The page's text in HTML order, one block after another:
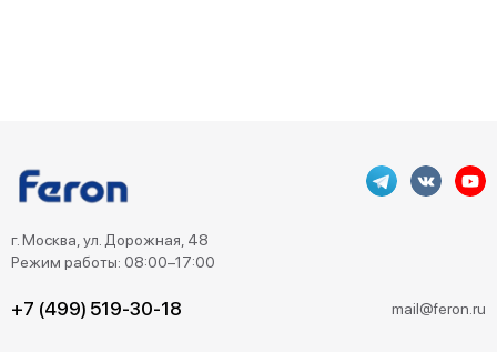
г. Москва, ул. Дорожная, 48
Режим работы: 08:00–17:00
+7 (499) 519-30-18 mail@feron.ru